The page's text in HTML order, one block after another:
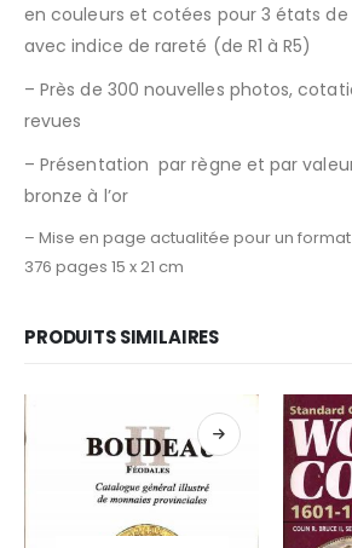
en couleurs et cotées pour 3 états
avec indice de rareté (de R1 à R5)
– Près de 300 nouvelles photos,
revues
– Présentation par règne et par
bronze à l’or
– Mise en page actualitée pour un
376 pages 15 x 21 cm
PRODUITS SIMILAIRES